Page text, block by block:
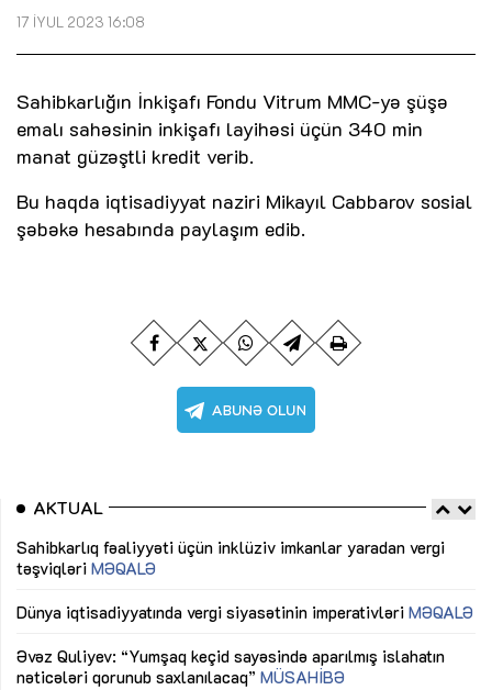
17 İYUL 2023 16:08
Sahibkarlığın İnkişafı Fondu Vitrum MMC-yə şüşə
emalı sahəsinin inkişafı layihəsi üçün 340 min
manat güzəştli kredit verib.
Bu haqda iqtisadiyyat naziri Mikayıl Cabbarov sosial
şəbəkə hesabında paylaşım edib.
AKTUAL
Sahibkarlıq fəaliyyəti üçün inklüziv imkanlar yaradan vergi
təşviqləri MƏQALƏ
Dünya iqtisadiyyatında vergi siyasətinin imperativləri MƏQALƏ
Əvəz Quliyev: “Yumşaq keçid sayəsində aparılmış islahatın
nəticələri qorunub saxlanılacaq” MÜSAHİBƏ